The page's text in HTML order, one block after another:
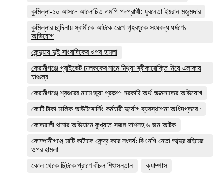
কুমিল্লা-১০ আসনে আলোচিত এমপি পদপ্রার্থী: যুবনেতা ইমরান মজুমদার
কুমিল্লার চান্দিনায় স্বামীকে আটকে রেখে গৃহবধূকে সংঘবদ্ধ ধর্ষণের
অভিযোগ
কেন্দুয়ায় দুই সাংবাদিকের ওপর হামলা
কেরানীগঞ্জে প্রাইভেট চালককের নামে মিথ্যা স্বীকারোক্তি নিয়ে এলাকায়
চাঞ্চল্য
কেরানীগঞ্জে শ্বশুরের নামে ভুয়া প্রকল্প: সরকারি অর্থ আত্মসাতের অভিযোগ
কোটি টাকা মালিক আউটসোর্সিং কর্মচারী দুর্যোগ ব্যবস্থাপনা অধিদপ্তরে :
কোতয়ালী থানার অভিযানে কুখ্যাত সজল দাশসহ ৬ জন আটক
কোম্পানীগঞ্জে মাটি কাটাকে কেন্দ্র করে সংঘর্ষ: বিএনপি নেতা আব্দুর রহিমের
ওপর হামলা
কোল থেকে ছিটকে প্রাণে বাঁচল শিশুসন্তান
ক্যাম্পাস